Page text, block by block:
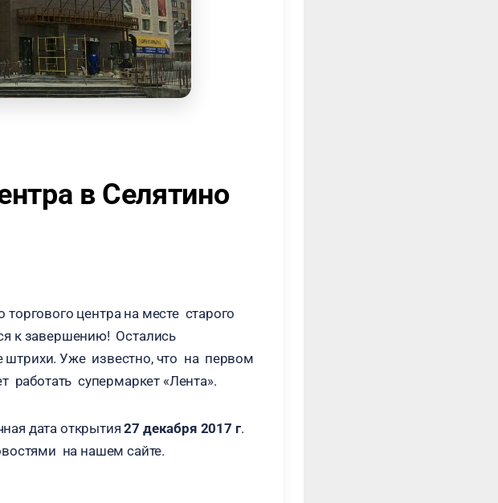
в Селятино
торгового центра на месте старого
к завершению! Остались
Уже известно, что на первом
работать супермаркет «Лента».
дата открытия27 декабря 2017 г.
на нашем сайте.